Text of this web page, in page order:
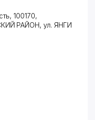
100170,
РАЙОН,ул. ЯНГИ